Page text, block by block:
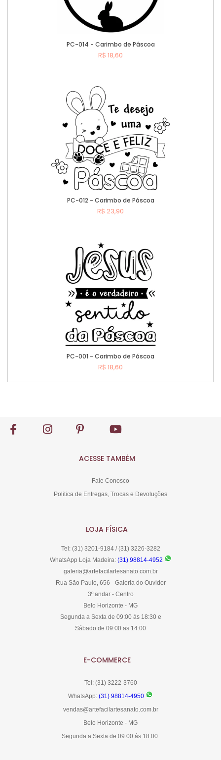
PC-014 - Carimbo de Páscoa
R$ 18,60
PC-012 - Carimbo de Páscoa
R$ 23,90
PC-001 - Carimbo de Páscoa
R$ 18,60
ACESSE TAMBÉM
Fale Conosco
Politica de Entregas, Trocas e Devoluções
LOJA FÍSICA
Tel: (31) 3201-9184 / (31) 3226-3282
WhatsApp Loja Madeira: (31) 98814-4952
galeria@artefacilartesanato.com.br
Rua São Paulo, 656 - Galeria do Ouvidor
3º andar - Centro
Belo Horizonte - MG
Segunda a Sexta de 09:00 ás 18:30 e
Sábado de 09:00 as 14:00
E-COMMERCE
Tel: (31) 3222-3760
WhatsApp: (31) 98814-4950
vendas@artefacilartesanato.com.br
Belo Horizonte - MG
Segunda a Sexta de 09:00 ás 18:00